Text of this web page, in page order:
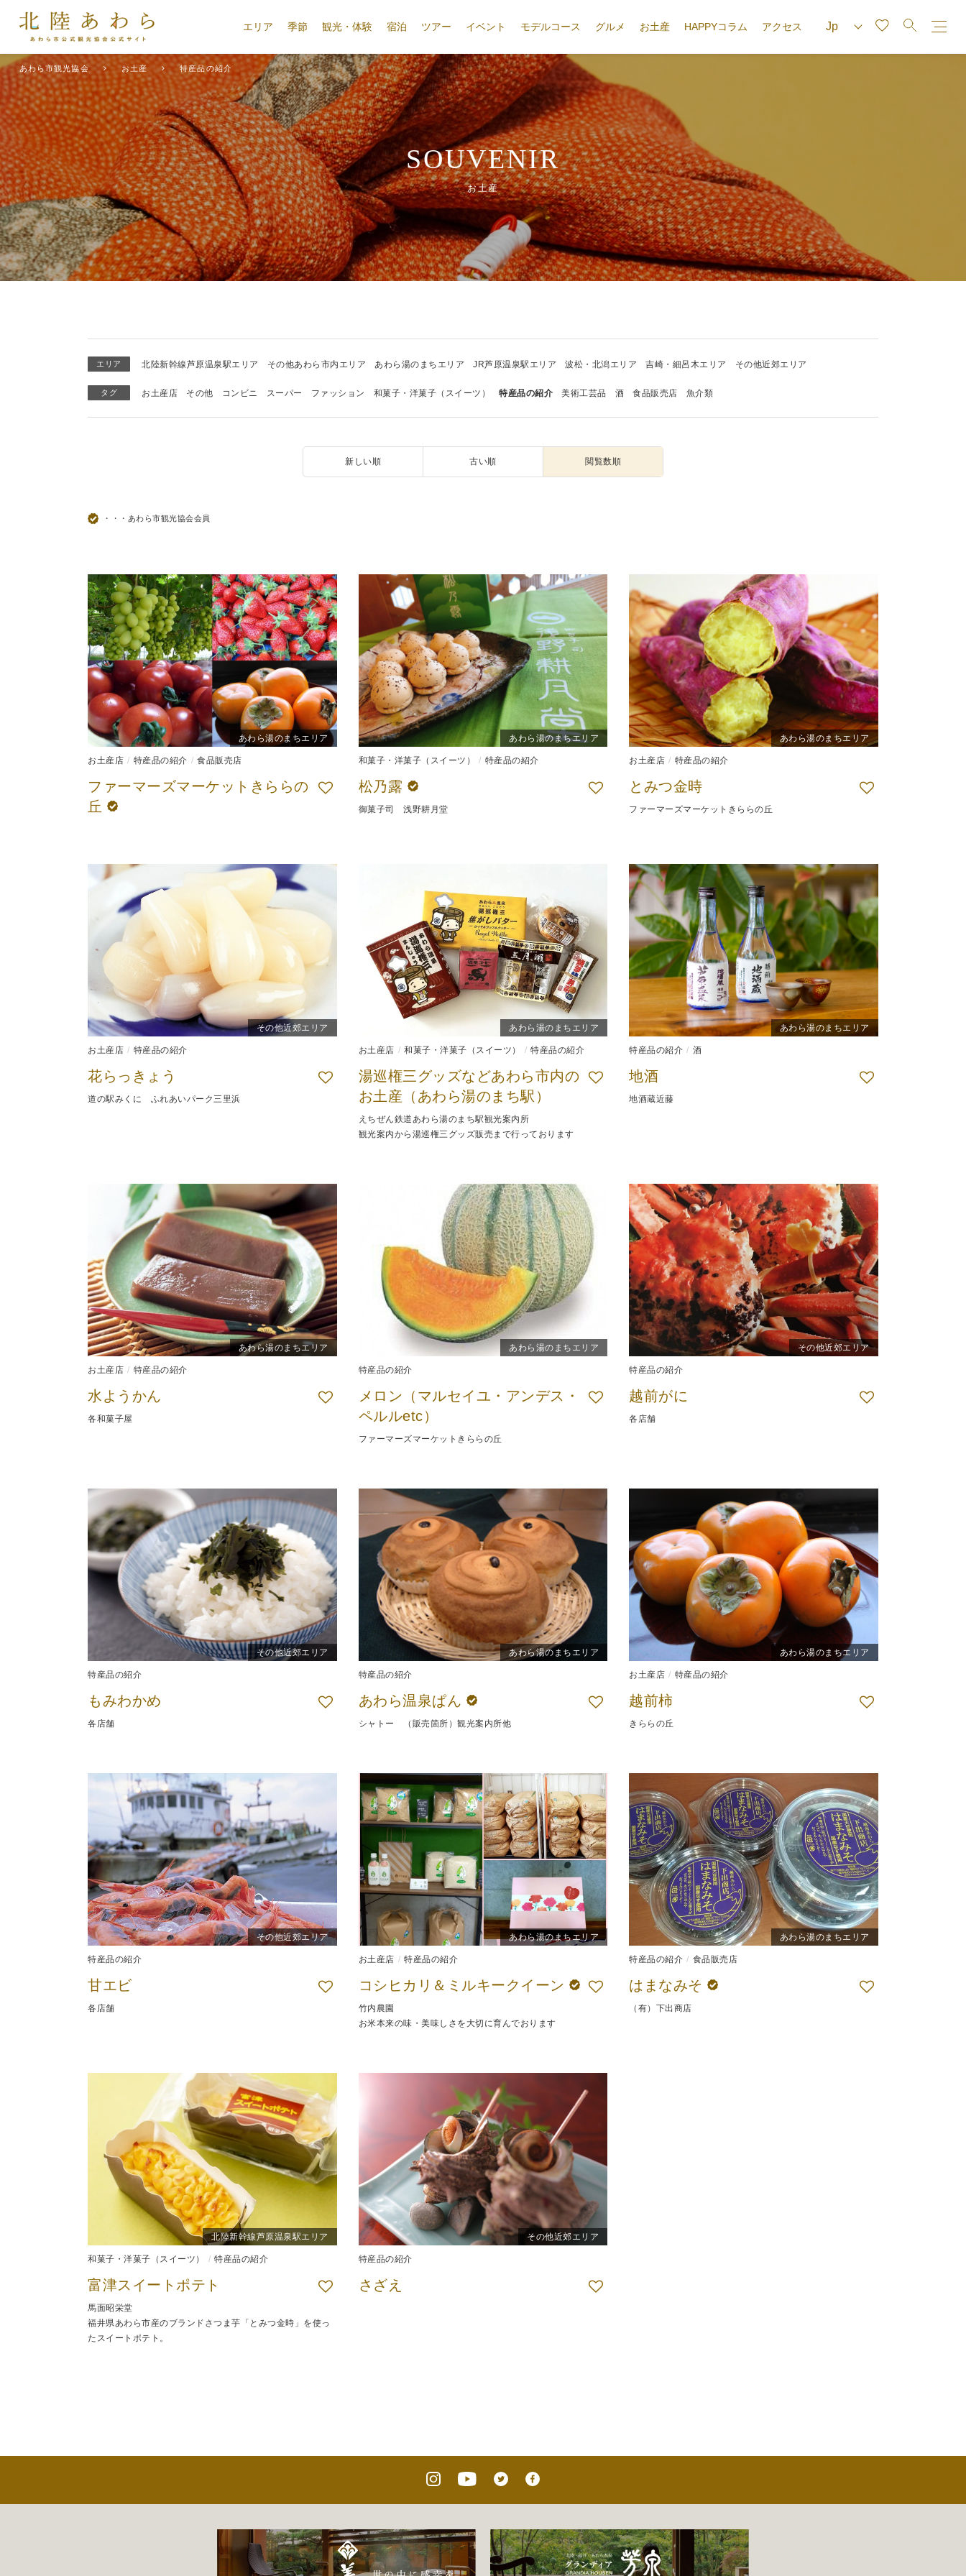
エリア 季節 観光・体験 宿泊 ツアー イベント モデルコース グルメ お土産 HAPPYコラム アクセス
あわら市観光協会 お土産 特産品の紹介
SOUVENIR
お土産
エリア 北陸新幹線芦原温泉駅エリア その他あわら市内エリア あわら湯のまちエリア JR芦原温泉駅エリア 波松・北潟エリア 吉崎・細呂木エリア その他近郊エリア
タグ お土産店 その他 コンビニ スーパー ファッション 和菓子・洋菓子（スイーツ） 特産品の紹介 美術工芸品 酒 食品販売店 魚介類
新しい順 古い順 閲覧数順
・・・あわら市観光協会会員
あわら湯のまちエリア
お土産店 特産品の紹介 食品販売店
ファーマーズマーケットきららの
丘
あわら湯のまちエリア
和菓子・洋菓子（スイーツ） 特産品の紹介
松乃露
御菓子司 浅野耕月堂
あわら湯のまちエリア
お土産店 特産品の紹介
とみつ金時
ファーマーズマーケットきららの丘
その他近郊エリア
お土産店 特産品の紹介
花らっきょう
道の駅みくに ふれあいパーク三里浜
あわら湯のまちエリア
お土産店 和菓子・洋菓子（スイーツ） 特産品の紹介
湯巡権三グッズなどあわら市内の
お土産（あわら湯のまち駅）
えちぜん鉄道あわら湯のまち駅観光案内所
観光案内から湯巡権三グッズ販売まで行っております
あわら湯のまちエリア
特産品の紹介 酒
地酒
地酒蔵近藤
あわら湯のまちエリア
お土産店 特産品の紹介
水ようかん
各和菓子屋
あわら湯のまちエリア
特産品の紹介
メロン（マルセイユ・アンデス・
ペルルetc）
ファーマーズマーケットきららの丘
その他近郊エリア
特産品の紹介
越前がに
各店舗
その他近郊エリア
特産品の紹介
もみわかめ
各店舗
あわら湯のまちエリア
特産品の紹介
あわら温泉ぱん
シャトー （販売箇所）観光案内所他
あわら湯のまちエリア
お土産店 特産品の紹介
越前柿
きららの丘
その他近郊エリア
特産品の紹介
甘エビ
各店舗
あわら湯のまちエリア
お土産店 特産品の紹介
コシヒカリ＆ミルキークイーン
竹内農園
お米本来の味・美味しさを大切に育んでおります
あわら湯のまちエリア
特産品の紹介 食品販売店
はまなみそ
（有）下出商店
北陸新幹線芦原温泉駅エリア
和菓子・洋菓子（スイーツ） 特産品の紹介
富津スイートポテト
馬面昭栄堂
福井県あわら市産のブランドさつま芋「とみつ金時」を使っ
たスイートポテト。
その他近郊エリア
特産品の紹介
さざえ